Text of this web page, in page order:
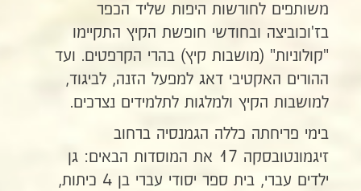
משותפים לחורשות היפות שליד הכפר
בז'וכוביצה ובחודשי חופשת הקיץ התקיימו
"קולוניות" (מושבות קיץ) בהרי הקרפטים. ועד
ההורים האקטיבי דאג למפעל הזנה, לביגוד,
למושבות הקיץ ולמלגות לתלמידים נצרכים.
בימי פריחתה כללה הגמנסיה ברחוב
זיגמונטובסקה 17 את המוסדות הבאים: גן
ילדים עברי, בית ספר יסודי עברי בן 4 כיתות,